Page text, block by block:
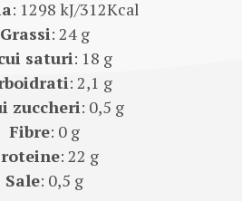
: 1298 kJ/312Kcal
Grassi: 24 g
saturi: 18 g
: 2,1 g
zuccheri: 0,5 g
Fibre: 0 g
: 22 g
Sale: 0,5 g